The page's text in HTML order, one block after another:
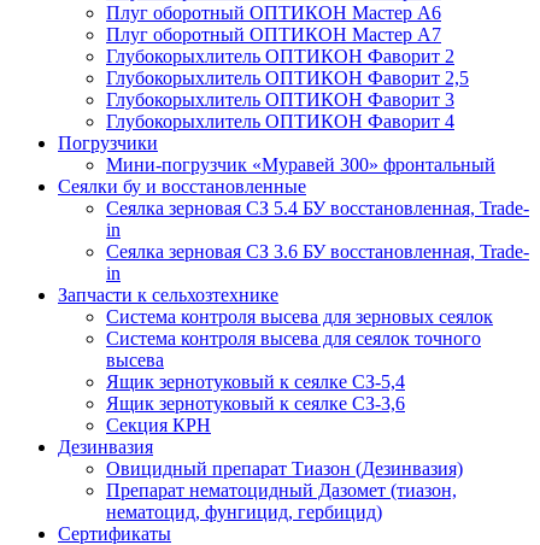
Плуг оборотный ОПТИКОН Мастер А6
Плуг оборотный ОПТИКОН Мастер А7
Глубокорыхлитель ОПТИКОН Фаворит 2
Глубокорыхлитель ОПТИКОН Фаворит 2,5
Глубокорыхлитель ОПТИКОН Фаворит 3
Глубокорыхлитель ОПТИКОН Фаворит 4
Погрузчики
Мини-погрузчик «Муравей 300» фронтальный
Сеялки бу и восстановленные
Сеялка зерновая СЗ 5.4 БУ восстановленная, Trade-
in
Сеялка зерновая СЗ 3.6 БУ восстановленная, Trade-
in
Запчасти к сельхозтехнике
Система контроля высева для зерновых сеялок
Система контроля высева для сеялок точного
высева
Ящик зернотуковый к сеялке СЗ-5,4
Ящик зернотуковый к сеялке СЗ-3,6
Секция КРН
Дезинвазия
Овицидный препарат Тиазон (Дезинвазия)
Препарат нематоцидный Дазомет (тиазон,
нематоцид, фунгицид, гербицид)
Сертификаты